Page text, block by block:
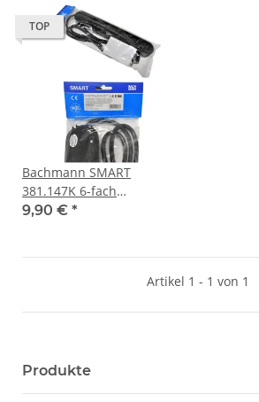
TOP
Bachmann SMART
381.147K 6-fach
Steckdosenleiste 1,5m
9,90 € *
Artikel 1 - 1 von 1
Produkte